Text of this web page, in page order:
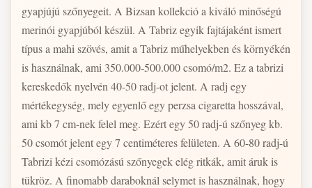
gyapjújú szőnyegeit. A Bizsan kollekció a kiváló minőségú
merinói gyapjúból készül. A Tabriz egyik fajtájaként ismert
típus a mahi szövés, amit a Tabriz műhelyekben és környékén
is használnak, ami 350.000-500.000 csomó/m2. Ez a tabrizi
kereskedők nyelvén 40-50 radj-ot jelent. A radj egy
mértékegység, mely egyenlő egy perzsa cigaretta hosszával,
ami kb 7 cm-nek felel meg. Ezért egy 50 radj-ú szőnyeg kb.
50 csomót jelent egy 7 centiméteres felületen. A 60-80 radj-ú
Tabrizi kézi csomózású szőnyegek elég ritkák, amit áruk is
tükröz. A finomabb daraboknál selymet is használnak, hogy